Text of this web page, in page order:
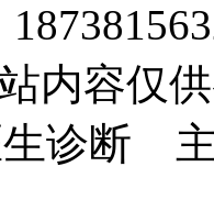
内容仅
生诊断